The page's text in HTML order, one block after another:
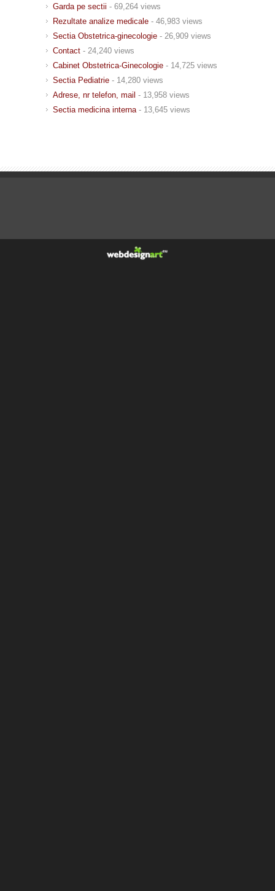
Garda pe sectii - 69,264 views
Rezultate analize medicale - 46,983 views
Sectia Obstetrica-ginecologie - 26,909 views
Contact - 24,240 views
Cabinet Obstetrica-Ginecologie - 14,725 views
Sectia Pediatrie - 14,280 views
Adrese, nr telefon, mail - 13,958 views
Sectia medicina interna - 13,645 views